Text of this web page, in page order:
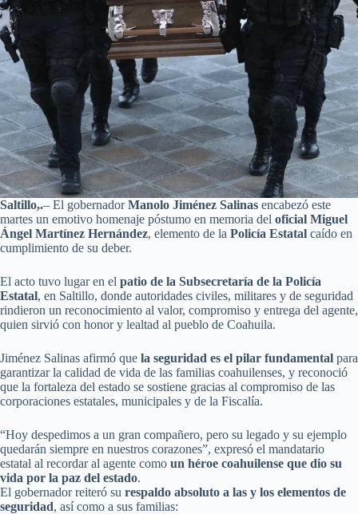
Saltillo,.– El gobernadorManolo Jiménez Salinas encabezó este
martes un emotivo homenaje póstumo en memoria del oficial Miguel
Ángel Martínez Hernández, elemento de la Policía Estatal caído en
cumplimiento de su deber.
El acto tuvo lugar en el patio de la Subsecretaría de la Policía
Estatal, en Saltillo, donde autoridades civiles, militares y de seguridad
rindieron un reconocimiento al valor, compromiso y entrega del agente,
quien sirvió con honor y lealtad al pueblo de Coahuila.
Jiménez Salinas afirmó que la seguridad es el pilar fundamental para
garantizar la calidad de vida de las familias coahuilenses, y reconoció
que la fortaleza del estado se sostiene gracias al compromiso de las
corporaciones estatales, municipales y de la Fiscalía.
“Hoy despedimos a un gran compañero, pero su legado y su ejemplo
quedarán siempre en nuestros corazones”, expresó el mandatario
estatal al recordar al agente como un héroe coahuilense que dio su
vida por la paz del estado.
El gobernador reiteró su respaldo absoluto a las y los elementos de
seguridad, así como a sus familias: